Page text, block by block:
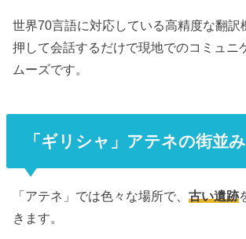
世界70言語に対応している高精度な翻訳
押して会話するだけで現地でのコミュニ
ムーズです。
「ギリシャ」アテネの街並
「アテネ」では色々な場所で、古い遺跡
きます。